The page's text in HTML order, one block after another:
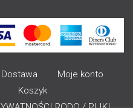
Dostawa
Moje konto
Koszyk